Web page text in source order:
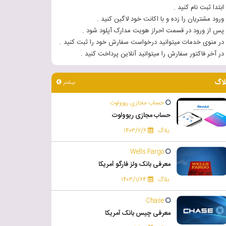
ثبت نام کنید .
مشتریان را زده و با اکانت خود لاگین کنید .
از ورود در قسمت احراز هویت مدارک آپلود شود .
منوی خدمات میتوانید درخواست سفارش خود را ثبت کنید .
آخر فاکتور سفارش را میتوانید آنلاین پرداخت کنید .
بیشتر
حساب مجازی ریوولوت
حساب مجازی ریوولوت
بلاگ ۱۴۰۳/۲/۶
Wells Fargo
معرفی بانک ولز فارگو آمریکا
بلاگ ۱۴۰۳/۱/۲۴
Chase
معرفی چیس بانک آمریکا